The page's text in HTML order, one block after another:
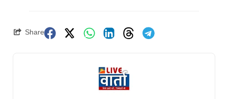
Share